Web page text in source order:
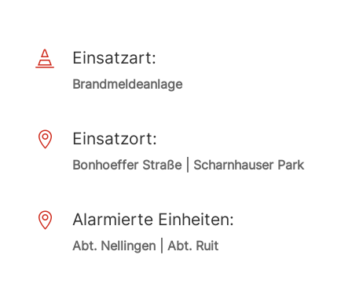
 Einsatzart:
Brandmeldeanlage
 Einsatzort:
Bonhoeffer Straße | Scharnhauser Park
 Alarmierte Einheiten:
Abt. Nellingen | Abt. Ruit